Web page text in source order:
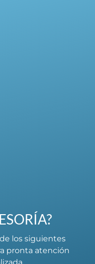
los siguientes
pronta atención